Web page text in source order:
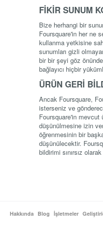
FİKİR SUNUM
Bize herhangi bir
Foursquare'in her ne
kullanma yetkisine
sunumları gizli
bir bir şeyi göz
bağlayıcı hiçbir
ÜRÜN GERİ
Ancak Foursquare,
isterseniz ve
Foursquare'in mevcut
düşünülmesine izin
öğrenmesinin bir
düşünülecektir.
bildirimi sınırsız
Hakkında Blog İşletmeler